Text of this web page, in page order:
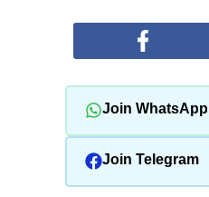
Join WhatsApp
Join Telegram